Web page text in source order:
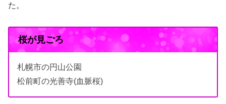
た。
桜が見ごろ
札幌市の円山公園
松前町の光善寺(血脈桜)